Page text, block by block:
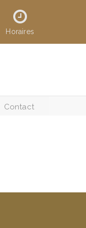
Horaires
Contact